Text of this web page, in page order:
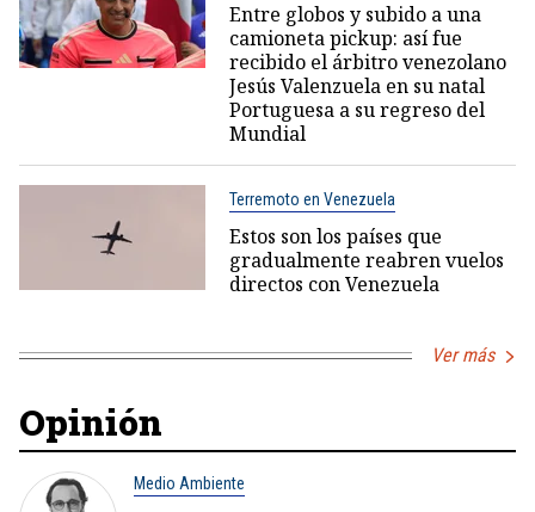
Entre globos y subido a una
camioneta pickup: así fue
recibido el árbitro venezolano
Jesús Valenzuela en su natal
Portuguesa a su regreso del
Mundial
Terremoto en Venezuela
Estos son los países que
gradualmente reabren vuelos
directos con Venezuela
Ver más
Opinión
Medio Ambiente